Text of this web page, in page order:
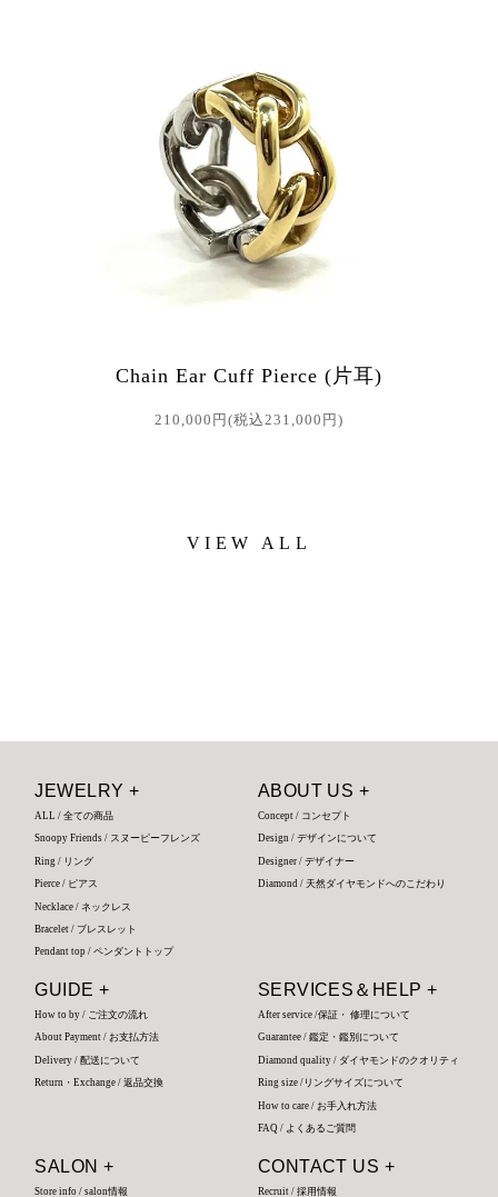
Chain Ear Cuff Pierce (片耳)
210,000円(税込231,000円)
VIEW ALL
JEWELRY +
ALL / 全ての商品
Snoopy Friends / スヌーピーフレンズ
Ring / リング
Pierce / ピアス
Necklace / ネックレス
Bracelet / ブレスレット
Pendant top / ペンダントトップ
ABOUT US +
Concept / コンセプト
Design / デザインについて
Designer / デザイナー
Diamond / 天然ダイヤモンドへのこだわり
GUIDE +
How to by / ご注文の流れ
About Payment / お支払方法
Delivery / 配送について
Return・Exchange / 返品交換
SERVICES＆HELP +
After service /保証・ 修理について
Guarantee / 鑑定・鑑別について
Diamond quality / ダイヤモンドのクオリティ
Ring size /リングサイズについて
How to care / お手入れ方法
FAQ / よくあるご質問
SALON +
Store info / salon情報
CONTACT US +
Recruit / 採用情報